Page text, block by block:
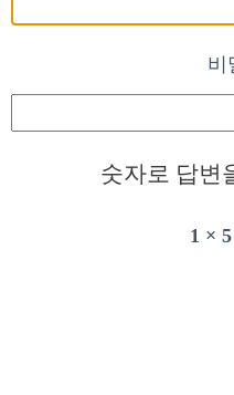
비
숫자로 답변
1 ×